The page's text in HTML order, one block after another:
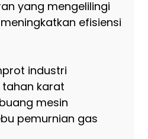
yang mengelilingi
efisiensi